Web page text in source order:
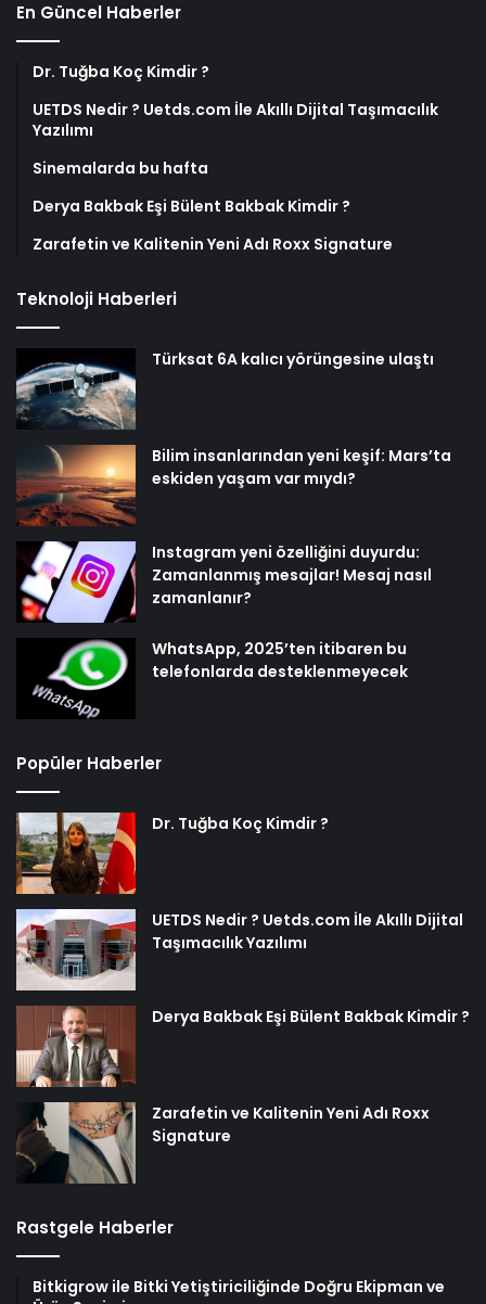
En Güncel Haberler
Dr. Tuğba Koç Kimdir ?
UETDS Nedir ? Uetds.com İle Akıllı Dijital Taşımacılık
Yazılımı
Sinemalarda bu hafta
Derya Bakbak Eşi Bülent Bakbak Kimdir ?
Zarafetin ve Kalitenin Yeni Adı Roxx Signature
Teknoloji Haberleri
Türksat 6A kalıcı yörüngesine ulaştı
Bilim insanlarından yeni keşif: Mars’ta
eskiden yaşam var mıydı?
Instagram yeni özelliğini duyurdu:
Zamanlanmış mesajlar! Mesaj nasıl
zamanlanır?
WhatsApp, 2025’ten itibaren bu
telefonlarda desteklenmeyecek
Popüler Haberler
Dr. Tuğba Koç Kimdir ?
UETDS Nedir ? Uetds.com İle Akıllı Dijital
Taşımacılık Yazılımı
Derya Bakbak Eşi Bülent Bakbak Kimdir ?
Zarafetin ve Kalitenin Yeni Adı Roxx
Signature
Rastgele Haberler
Bitkigrow ile Bitki Yetiştiriciliğinde Doğru Ekipman ve